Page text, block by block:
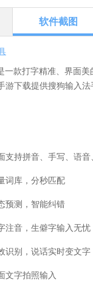
软件截图
款打字精准、界面美
游下载提供搜狗输入法
持拼音、手写、语音
库，分秒匹配
测，智能纠错
音，生僻字输入无忧
别，说话实时变文字
字拍照输入